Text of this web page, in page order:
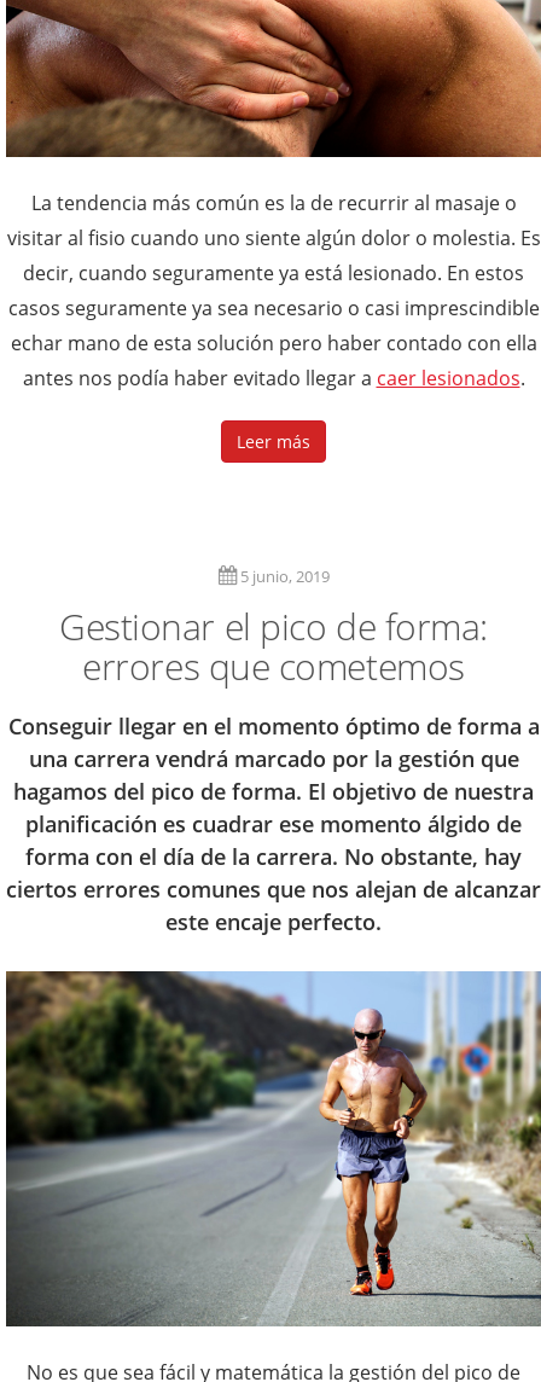
La tendencia más común es la de recurrir al masaje o
visitar al fisio cuando uno siente algún dolor o molestia. Es
decir, cuando seguramente ya está lesionado. En estos
casos seguramente ya sea necesario o casi imprescindible
echar mano de esta solución pero haber contado con ella
antes nos podía haber evitado llegar a caer lesionados.
Leer más
5 junio, 2019
Gestionar el pico de forma:
errores que cometemos
Conseguir llegar en el momento óptimo de forma a
una carrera vendrá marcado por la gestión que
hagamos del pico de forma. El objetivo de nuestra
planificación es cuadrar ese momento álgido de
forma con el día de la carrera. No obstante, hay
ciertos errores comunes que nos alejan de alcanzar
este encaje perfecto.
No es que sea fácil y matemática la gestión del pico de